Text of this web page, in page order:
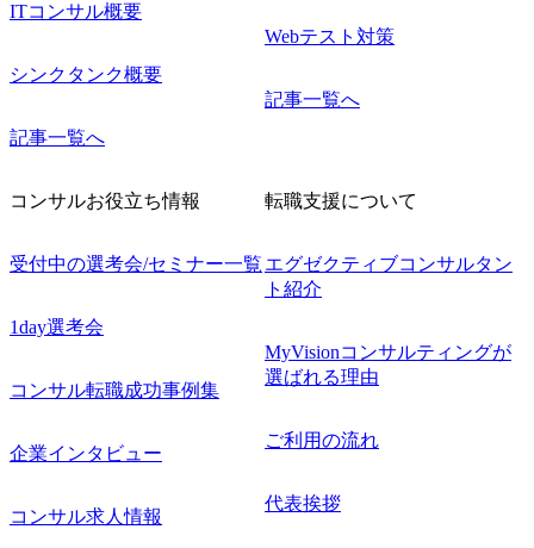
ITコンサル概要
シンクタンク概要
記事一覧へ
Webテスト対策
記事一覧へ
コンサルお役立ち情報
受付中の選考会/セミナー一覧
1day選考会
コンサル転職成功事例集
企業インタビュー
コンサル求人情報
転職支援について
エグゼクティブコンサルタン
ト紹介
MyVisionコンサルティングが
選ばれる理由
ご利用の流れ
代表挨拶